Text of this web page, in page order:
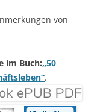
von
im Buch:„50
.